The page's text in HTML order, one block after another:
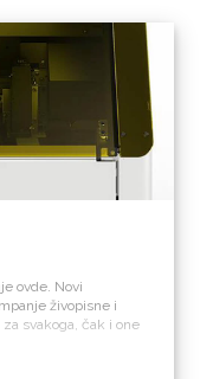
ovde. Novi
živopisne i
svakoga, čak i one